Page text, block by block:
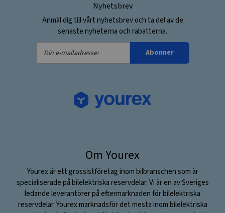
Nyhetsbrev
Anmäl dig till vårt nyhetsbrev och ta del av de
senaste nyheterna och rabatterna.
Din
e-
Abonner
Om Yourex
Yourex är ett grossistföretag inom bilbranschen som är
specialiserade på bilelektriska reservdelar. Vi är en av Sveriges
ledande leverantörer på eftermarknaden för bilelektriska
reservdelar. Yourex marknadsför det mesta inom bilelektriska